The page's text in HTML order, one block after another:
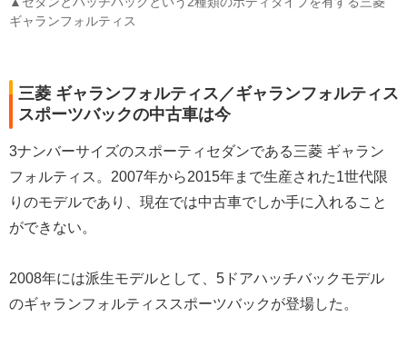
ギャランフォルティス
三菱 ギャランフォルティス／ギャランフォルティス
スポーツバックの中古車は今
3ナンバーサイズのスポーティセダンである三菱 ギャラン
フォルティス。2007年から2015年まで生産された1世代限
りのモデルであり、現在では中古車でしか手に入れること
ができない。
2008年には派生モデルとして、5ドアハッチバックモデル
のギャランフォルティススポーツバックが登場した。